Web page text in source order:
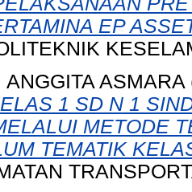
EP
ANGGITA ASMARA
1 SD N 1
METODE
TEMATIK